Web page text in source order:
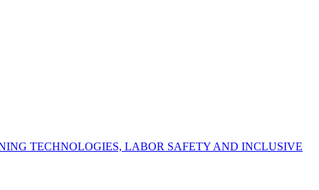
LABOR SAFETY AND INCLUSIVE